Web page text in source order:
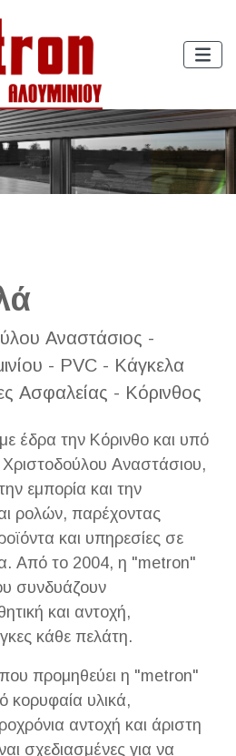
Αναστάσιος -
- PVC - Κάγκελα
Ασφαλείας - Κόρινθος
έδρα την Κόρινθο και υπό
Αναστάσιου,
εμπορία και την
ρολών, παρέχοντας
και υπηρεσίες σε
Από το 2004, η "metron"
συνδυάζουν
και αντοχή,
κάθε πελάτη.
προμηθεύει η "metron"
κορυφαία υλικά,
αντοχή και άριστη
σχεδιασμένες για να